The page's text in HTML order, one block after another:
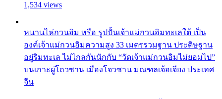
1,534 views
หนานไห่กวนอิม หรือ รูปปั้นเจ้าแม่กวนอิมทะเลใต้ เป็น
องค์เจ้าแม่กวนอิมความสูง 33 เมตรรวมฐาน ประดิษฐาน
อยู่ริมทะเล ไม่ไกลกันนักกับ “วัดเจ้าแม่กวนอิมไม่ยอมไป”
บนเกาะผู่โถวซาน เมืองโจวซาน มณฑลเจ้อเจียง ประเทศ
จีน